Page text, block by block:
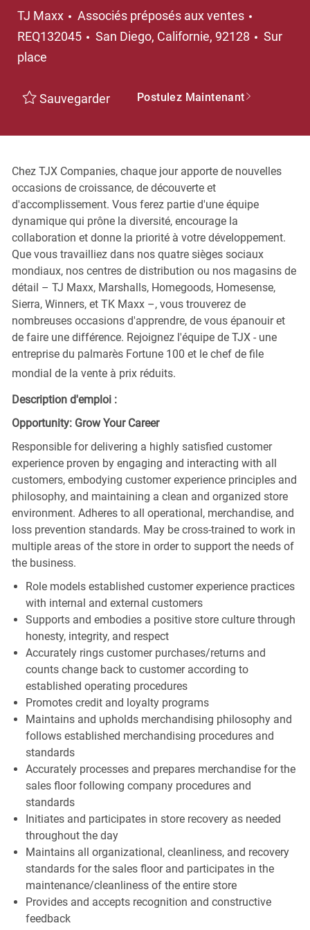
TJ Maxx Catégorie
Associés préposés aux ventes
REQ132045
Emplacement
San Diego, Californie, 92128
Sur
place
Sauvegarder Postulez Maintenant
Chez TJX Companies, chaque jour apporte de nouvelles
occasions de croissance, de découverte et
d'accomplissement. Vous ferez partie d'une équipe
dynamique qui prône la diversité, encourage la
collaboration et donne la priorité à votre développement.
Que vous travailliez dans nos quatre sièges sociaux
mondiaux, nos centres de distribution ou nos magasins de
détail – TJ Maxx, Marshalls, Homegoods, Homesense,
Sierra, Winners, et TK Maxx –, vous trouverez de
nombreuses occasions d'apprendre, de vous épanouir et
de faire une différence. Rejoignez l'équipe de TJX - une
entreprise du palmarès Fortune 100 et le chef de file
mondial de la vente à prix réduits.
Description d'emploi :
Opportunity: Grow Your Career
Responsible for delivering a highly satisfied customer
experience proven by engaging and interacting with all
customers, embodying customer experience principles and
philosophy, and maintaining a clean and organized store
environment. Adheres to all operational, merchandise, and
loss prevention standards. May be cross-trained to work in
multiple areas of the store in order to support the needs of
the business.
Role models established customer experience practices
with internal and external customers
Supports and embodies a positive store culture through
honesty, integrity, and respect
Accurately rings customer purchases/returns and
counts change back to customer according to
established operating procedures
Promotes credit and loyalty programs
Maintains and upholds merchandising philosophy and
follows established merchandising procedures and
standards
Accurately processes and prepares merchandise for the
sales floor following company procedures and
standards
Initiates and participates in store recovery as needed
throughout the day
Maintains all organizational, cleanliness, and recovery
standards for the sales floor and participates in the
maintenance/cleanliness of the entire store
Provides and accepts recognition and constructive
feedback